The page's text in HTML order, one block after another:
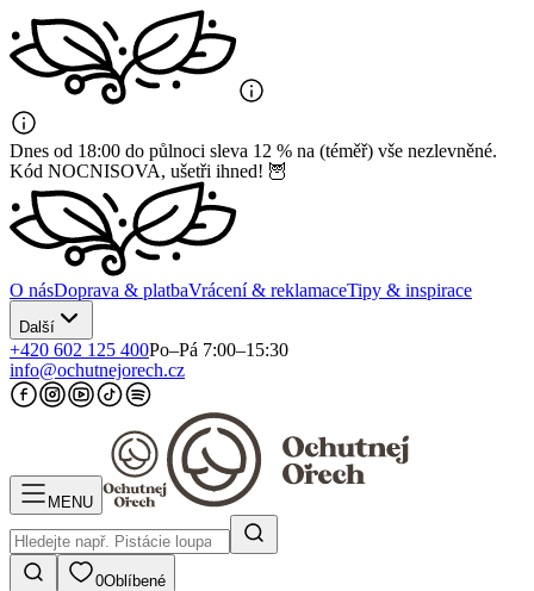
Dnes od 18:00 do půlnoci sleva 12 % na (téměř) vše nezlevněné.
Kód NOCNISOVA, ušetři ihned! 🦉
O násDoprava & platbaVrácení & reklamaceTipy & inspirace
Další
+420 602 125 400Po–Pá 7:00–15:30
info@ochutnejorech.cz
MENU
0Oblíbené